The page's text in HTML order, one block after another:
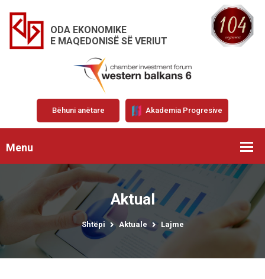
ODA EKONOMIKE
E MAQEDONISË SË VERIUT
Bëhuni anëtare Akademia Progresive
Menu
Aktual
Shtëpi Aktuale Lajme